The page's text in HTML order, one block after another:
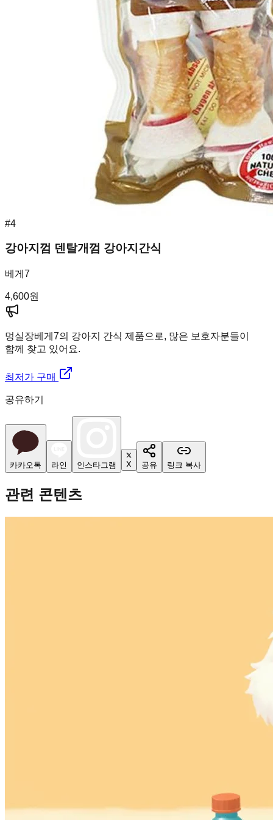
#4
강아지껌 덴탈개껌 강아지간식
베게7
4,600원
멍실장베게7의 강아지 간식 제품으로, 많은 보호자분들이
함께 찾고 있어요.
최저가 구매
공유하기
카카오톡 라인 인스타그램 X 공유 링크 복사
관련 콘텐츠